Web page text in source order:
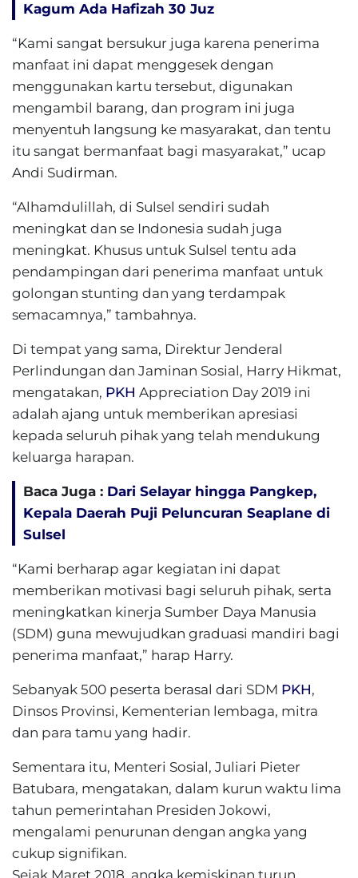
Kagum Ada Hafizah 30 Juz
“Kami sangat bersukur juga karena penerima
manfaat ini dapat menggesek dengan
menggunakan kartu tersebut, digunakan
mengambil barang, dan program ini juga
menyentuh langsung ke masyarakat, dan tentu
itu sangat bermanfaat bagi masyarakat,” ucap
Andi Sudirman.
“Alhamdulillah, di Sulsel sendiri sudah
meningkat dan se Indonesia sudah juga
meningkat. Khusus untuk Sulsel tentu ada
pendampingan dari penerima manfaat untuk
golongan stunting dan yang terdampak
semacamnya,” tambahnya.
Di tempat yang sama, Direktur Jenderal
Perlindungan dan Jaminan Sosial, Harry Hikmat,
mengatakan, PKH Appreciation Day 2019 ini
adalah ajang untuk memberikan apresiasi
kepada seluruh pihak yang telah mendukung
keluarga harapan.
Baca Juga : Dari Selayar hingga Pangkep,
Kepala Daerah Puji Peluncuran Seaplane di
Sulsel
“Kami berharap agar kegiatan ini dapat
memberikan motivasi bagi seluruh pihak, serta
meningkatkan kinerja Sumber Daya Manusia
(SDM) guna mewujudkan graduasi mandiri bagi
penerima manfaat,” harap Harry.
Sebanyak 500 peserta berasal dari SDM PKH,
Dinsos Provinsi, Kementerian lembaga, mitra
dan para tamu yang hadir.
Sementara itu, Menteri Sosial, Juliari Pieter
Batubara, mengatakan, dalam kurun waktu lima
tahun pemerintahan Presiden Jokowi,
mengalami penurunan dengan angka yang
cukup signifikan.
Sejak Maret 2018, angka kemiskinan turun